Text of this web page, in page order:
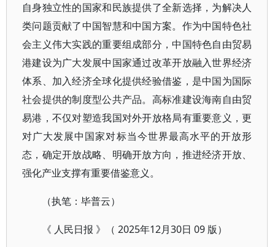
自身独立性的国家和民族提供了全新选择，为解决人
类问题贡献了中国智慧和中国方案。作为中国特色社
会主义伟大实践的重要组成部分，中国特色自由贸易
港建设为广大发展中国家通过改革开放融入世界经济
体系、加入经济全球化提供经验借鉴，是中国为国际
社会提供的制度型公共产品。高标准建设海南自由贸
易港，不仅对塑造我国对外开放格局有重要意义，更
对广大发展中国家对标当今世界最高水平的开放形
态，确定开放战略、明确开放方向，推进经济开放、
强化产业支撑有重要借鉴意义。
（执笔：毕普云）
《 人民日报 》（ 2025年12月30日 09 版）